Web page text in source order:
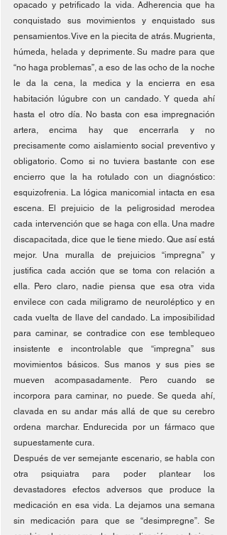
opacado y petrificado la vida. Adherencia que ha
conquistado sus movimientos y enquistado sus
pensamientos. Vive en la piecita de atrás. Mugrienta,
húmeda, helada y deprimente. Su madre para que
“no haga problemas”, a eso de las ocho de la noche
le da la cena, la medica y la encierra en esa
habitación lúgubre con un candado. Y queda ahí
hasta el otro día. No basta con esa impregnación
artera, encima hay que encerrarla y no
precisamente como aislamiento social preventivo y
obligatorio. Como si no tuviera bastante con ese
encierro que la ha rotulado con un diagnóstico:
esquizofrenia. La lógica manicomial intacta en esa
escena. El prejuicio de la peligrosidad merodea
cada intervención que se haga con ella. Una madre
discapacitada, dice que le tiene miedo. Que así está
mejor. Una muralla de prejuicios “impregna” y
justifica cada acción que se toma con relación a
ella. Pero claro, nadie piensa que esa otra vida
envilece con cada miligramo de neuroléptico y en
cada vuelta de llave del candado. La imposibilidad
para caminar, se contradice con ese temblequeo
insistente e incontrolable que “impregna” sus
movimientos básicos. Sus manos y sus pies se
mueven acompasadamente. Pero cuando se
incorpora para caminar, no puede. Se queda ahí,
clavada en su andar más allá de que su cerebro
ordena marchar. Endurecida por un fármaco que
supuestamente cura.
Después de ver semejante escenario, se habla con
otra psiquiatra para poder plantear los
devastadores efectos adversos que produce la
medicación en esa vida. La dejamos una semana
sin medicación para que se “desimpregne”. Se